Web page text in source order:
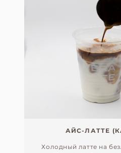
АЙС-ЛАТТЕ
Холодный латте на